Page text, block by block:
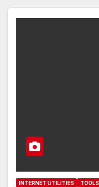
INTERNET UTILITIES